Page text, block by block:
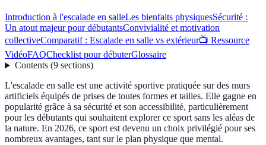
Introduction à l'escalade en salleLes bienfaits physiquesSécurité :
Un atout majeur pour débutantsConvivialité et motivation
collectiveComparatif : Escalade en salle vs extérieur📺 Ressource
VidéoFAQChecklist pour débuterGlossaire
Contents(9 sections)
L'escalade en salle est une activité sportive pratiquée sur des murs
artificiels équipés de prises de toutes formes et tailles. Elle gagne en
popularité grâce à sa sécurité et son accessibilité, particulièrement
pour les débutants qui souhaitent explorer ce sport sans les aléas de
la nature. En 2026, ce sport est devenu un choix privilégié pour ses
nombreux avantages, tant sur le plan physique que mental.